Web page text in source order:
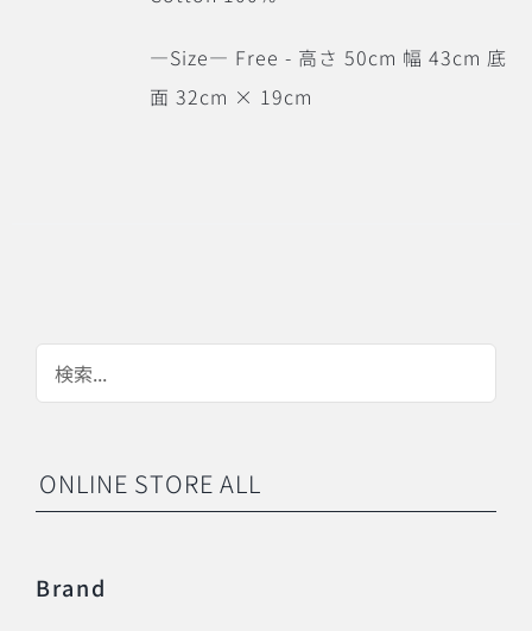
―Size― Free - 高さ 50cm 幅 43cm 底
面 32cm × 19cm
ONLINE STORE ALL
Brand